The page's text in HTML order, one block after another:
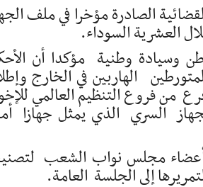
الصادرة مؤخرا في ملف
العشرية السوداء.
وسيادة وطنية مؤكدا أن
الهاربين في الخارج
من فروع التنظيم العالمي
السري الذي يمثل جهازا
أعضاء مجلس نواب الشعب
إلى الجلسة العامة.